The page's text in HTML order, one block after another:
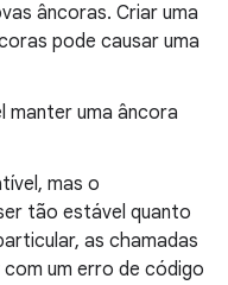
âncoras. Criar uma
pode causar uma
manter uma âncora
mas o
tão estável quanto
as chamadas
um erro de código